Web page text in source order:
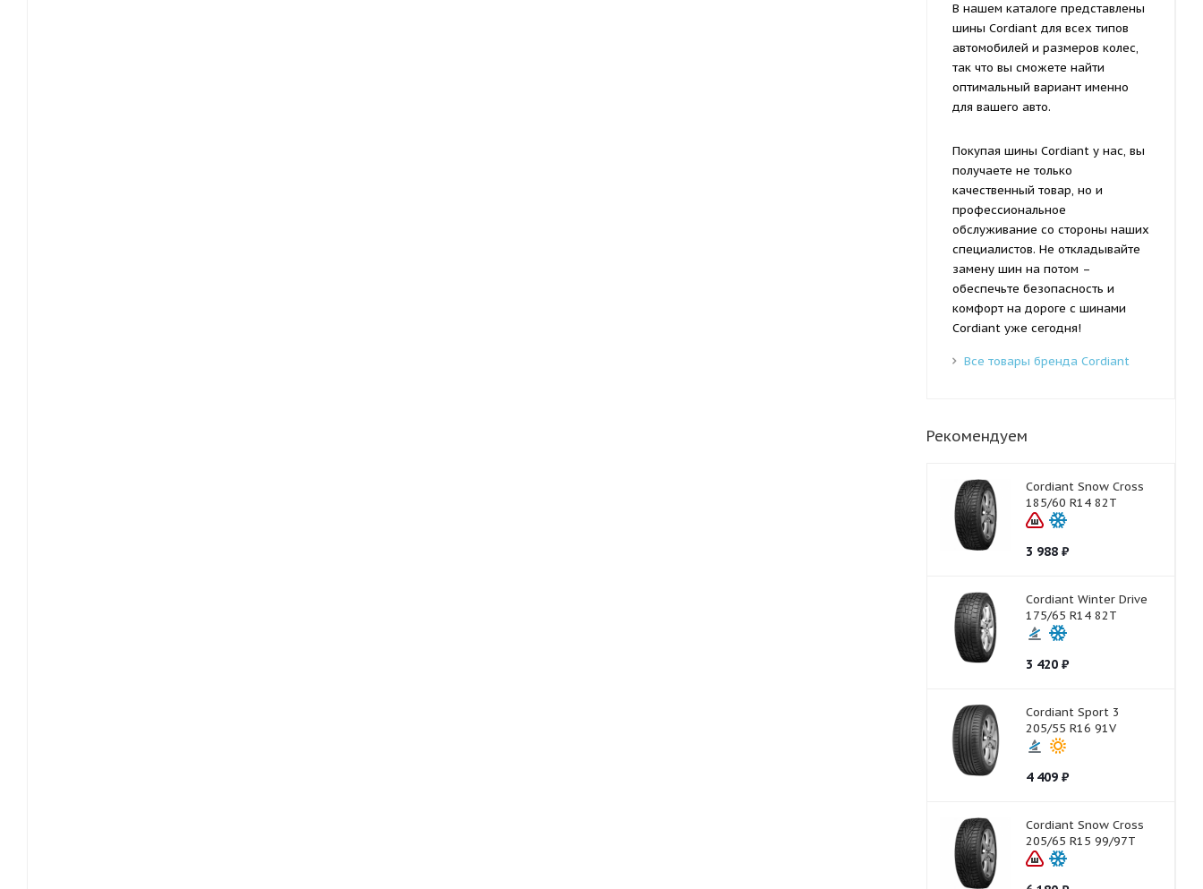
В нашем каталоге представлены
шины Cordiant для всех типов
автомобилей и размеров колес,
так что вы сможете найти
оптимальный вариант именно
для вашего авто.
Покупая шины Cordiant у нас, вы
получаете не только
качественный товар, но и
профессиональное
обслуживание со стороны наших
специалистов. Не откладывайте
замену шин на потом –
обеспечьте безопасность и
комфорт на дороге с шинами
Cordiant уже сегодня!
Все товары бренда Cordiant
Рекомендуем
Cordiant Snow Cross
185/60 R14 82T
3 988 ₽
Cordiant Winter Drive
175/65 R14 82T
3 420 ₽
Cordiant Sport 3
205/55 R16 91V
4 409 ₽
Cordiant Snow Cross
205/65 R15 99/97T